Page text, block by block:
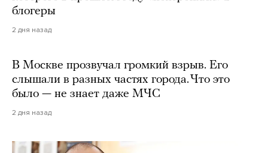
блогеры
2 дня назад
В Москве прозвучал громкий взрыв. Его
слышали в разных частях города. Что это
было — не знает даже МЧС
2 дня назад